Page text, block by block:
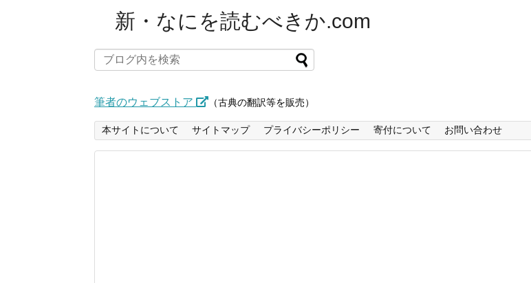
新・なにを読むべきか.com
筆者のウェブストア （古典の翻訳等を販売）
本サイトについて サイトマップ プライバシーポリシー 寄付について お問い合わせ